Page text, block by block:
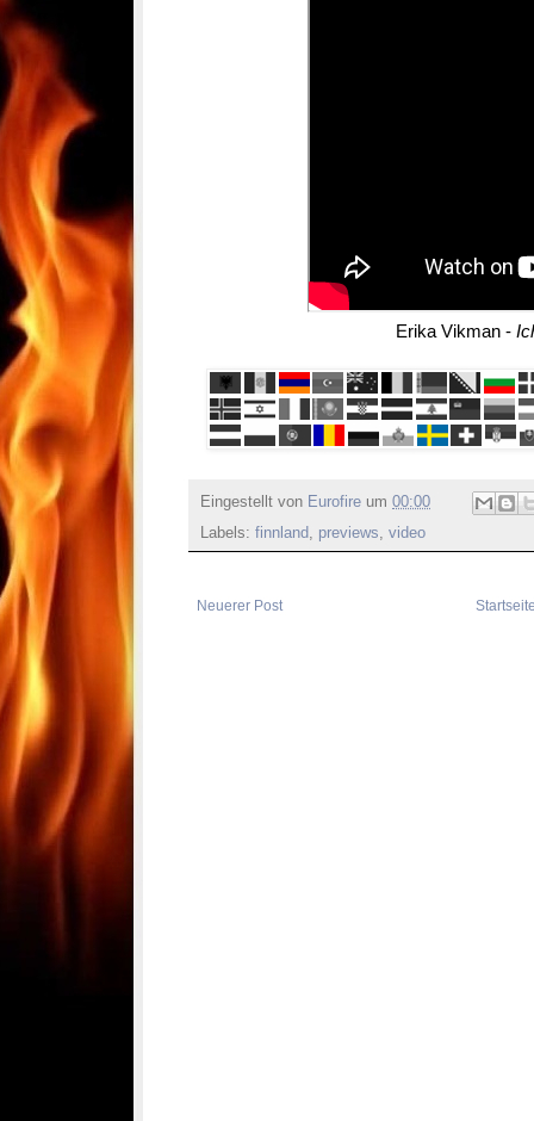
Erika Vikman -
Eingestellt von Eurofire um 00:00
Labels: finnland, previews, video
Neuerer Post